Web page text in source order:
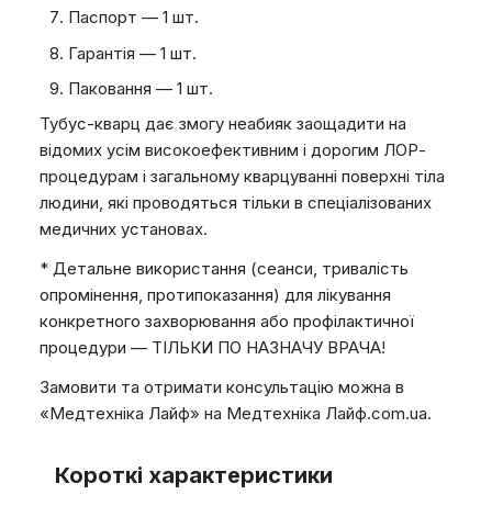
Паспорт — 1 шт.
Гарантія — 1 шт.
Паковання — 1 шт.
Тубус-кварц дає змогу неабияк заощадити на
відомих усім високоефективним і дорогим ЛОР-
процедурам і загальному кварцуванні поверхні тіла
людини, які проводяться тільки в спеціалізованих
медичних установах.
* Детальне використання (сеанси, тривалість
опромінення, протипоказання) для лікування
конкретного захворювання або профілактичної
процедури — ТІЛЬКИ ПО НАЗНАЧУ ВРАЧА!
Замовити та отримати консультацію можна в
«Медтехніка Лайф» на Медтехніка Лайф.com.ua.
Короткі характеристики